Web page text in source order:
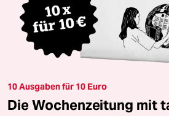
10 Ausgaben für 10 Euro
Die Wochenzeitung mit